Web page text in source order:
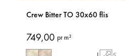
Crew Bitter TO 30x60 flis
749,00 pr m²